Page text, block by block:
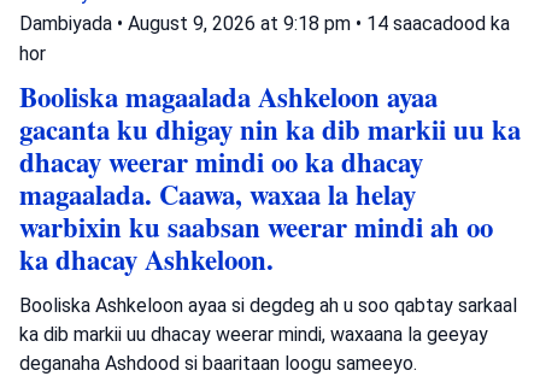
Dambiyada • August 9, 2026 at 9:18 pm • 14 saacadood ka
hor
Booliska magaalada Ashkeloon ayaa
gacanta ku dhigay nin ka dib markii uu ka
dhacay weerar mindi oo ka dhacay
magaalada. Caawa, waxaa la helay
warbixin ku saabsan weerar mindi ah oo
ka dhacay Ashkeloon.
Booliska Ashkeloon ayaa si degdeg ah u soo qabtay sarkaal
ka dib markii uu dhacay weerar mindi, waxaana la geeyay
deganaha Ashdood si baaritaan loogu sameeyo.